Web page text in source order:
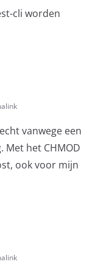
cli worden
vanwege een
Met het CHMOD
ook voor mijn